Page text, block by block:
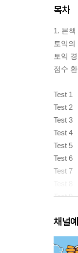
목차
1. 본책
토익의
토익
점수
Test 1
Test 2
Test 3
Test 4
Test 5
Test 6
Test 7
Test 9
2. 해설
채널